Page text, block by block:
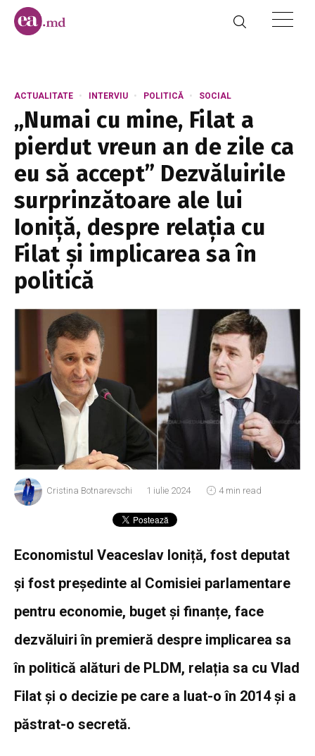
ACTUALITATE INTERVIU POLITICĂ SOCIAL
„Numai cu mine, Filat a
pierdut vreun an de zile ca
eu să accept” Dezvăluirile
surprinzătoare ale lui
Ioniță, despre relația cu
Filat și implicarea sa în
politică
Cristina Botnarevschi 1 iulie 2024 4 min read
Economistul Veaceslav Ioniță, fost deputat
și fost președinte al Comisiei parlamentare
pentru economie, buget și finanțe, face
dezvăluiri în premieră despre implicarea sa
în politică alături de PLDM, relația sa cu Vlad
Filat și o decizie pe care a luat-o în 2014 și a
păstrat-o secretă.